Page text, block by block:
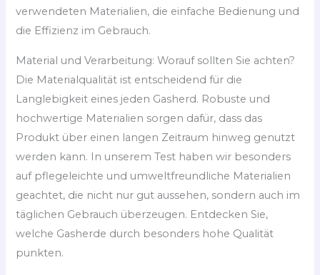
verwendeten Materialien, die einfache Bedienung und
die Effizienz im Gebrauch.
Material und Verarbeitung: Worauf sollten Sie achten?
Die Materialqualität ist entscheidend für die
Langlebigkeit eines jeden Gasherd. Robuste und
hochwertige Materialien sorgen dafür, dass das
Produkt über einen langen Zeitraum hinweg genutzt
werden kann. In unserem Test haben wir besonders
auf pflegeleichte und umweltfreundliche Materialien
geachtet, die nicht nur gut aussehen, sondern auch im
täglichen Gebrauch überzeugen. Entdecken Sie,
welche Gasherde durch besonders hohe Qualität
punkten.